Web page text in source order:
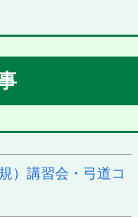
）講習会・弓道コ